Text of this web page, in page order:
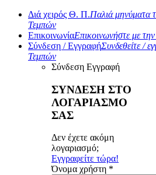
Διά χειρός Θ. Π.Παλιά μηνύματα
Τεμπών
ΕπικοινωνίαΕπικοινωνήστε με
Σύνδεση / ΕγγραφήΣυνδεθείτε /
Τεμπών
Σύνδεση Εγγραφή
ΣΥΝΔΕΣΗ ΣΤΟ
ΛΟΓΑΡΙΑΣΜΟ
ΣΑΣ
Δεν έχετε ακόμη
λογαριασμό;
Εγγραφείτε τώρα!
Όνομα χρήστη *